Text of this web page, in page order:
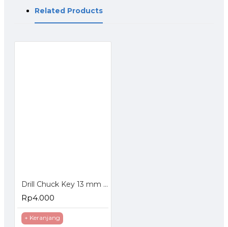
Related Products
Drill Chuck Key 13 mm - Kunci Kepala Bor 13mm
Rp4.000
+ Keranjang